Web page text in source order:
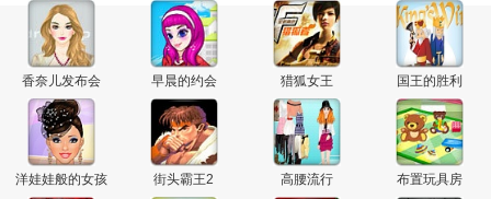
炸弹
香奈儿发布会 早晨的约会 猎狐女王 国王的胜利
洋娃娃般的女孩 街头霸王2 高腰流行 布置玩具房